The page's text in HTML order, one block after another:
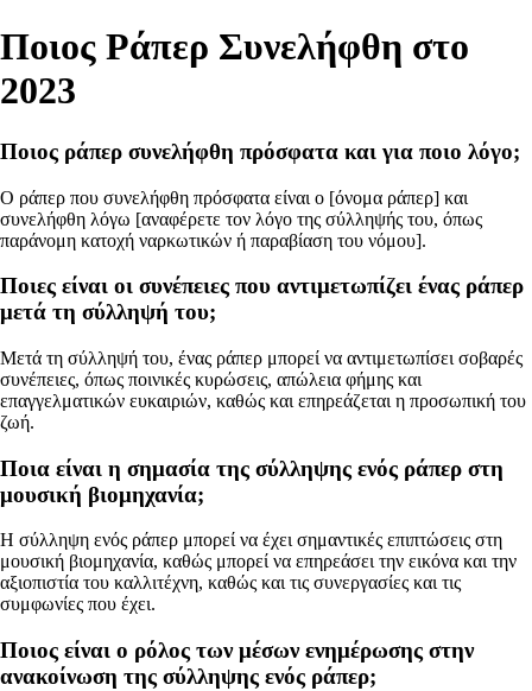
Ποιος Ράπερ Συνελήφθη στο
2023
Ποιος ράπερ συνελήφθη πρόσφατα και για ποιο λόγο;
Ο ράπερ που συνελήφθη πρόσφατα είναι ο [όνομα ράπερ] και
συνελήφθη λόγω [αναφέρετε τον λόγο της σύλληψής του, όπως
παράνομη κατοχή ναρκωτικών ή παραβίαση του νόμου].
Ποιες είναι οι συνέπειες που αντιμετωπίζει ένας ράπερ
μετά τη σύλληψή του;
Μετά τη σύλληψή του, ένας ράπερ μπορεί να αντιμετωπίσει σοβαρές
συνέπειες, όπως ποινικές κυρώσεις, απώλεια φήμης και
επαγγελματικών ευκαιριών, καθώς και επηρεάζεται η προσωπική του
ζωή.
Ποια είναι η σημασία της σύλληψης ενός ράπερ στη
μουσική βιομηχανία;
Η σύλληψη ενός ράπερ μπορεί να έχει σημαντικές επιπτώσεις στη
μουσική βιομηχανία, καθώς μπορεί να επηρεάσει την εικόνα και την
αξιοπιστία του καλλιτέχνη, καθώς και τις συνεργασίες και τις
συμφωνίες που έχει.
Ποιος είναι ο ρόλος των μέσων ενημέρωσης στην
ανακοίνωση της σύλληψης ενός ράπερ;